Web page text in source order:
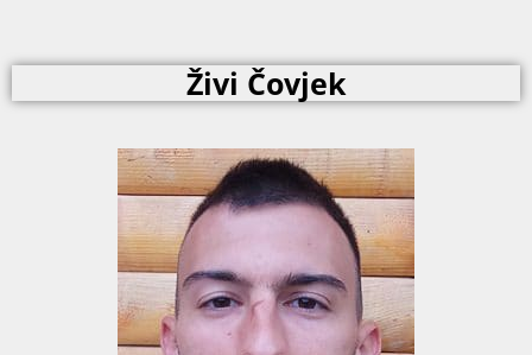
Živi Čovjek